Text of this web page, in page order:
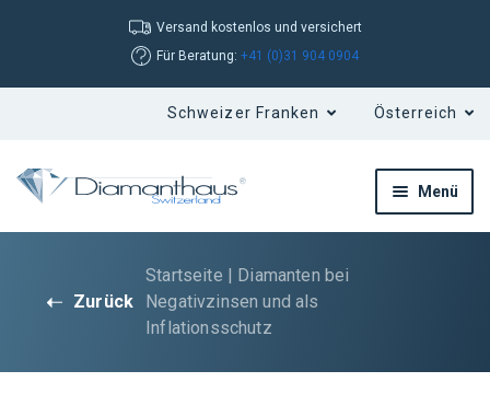
Versand kostenlos und versichert
Für Beratung: +41 (0)31 904 0904
Menü
Zurück
Startseite
Diamanten bei
Negativzinsen und als
Inflationsschutz